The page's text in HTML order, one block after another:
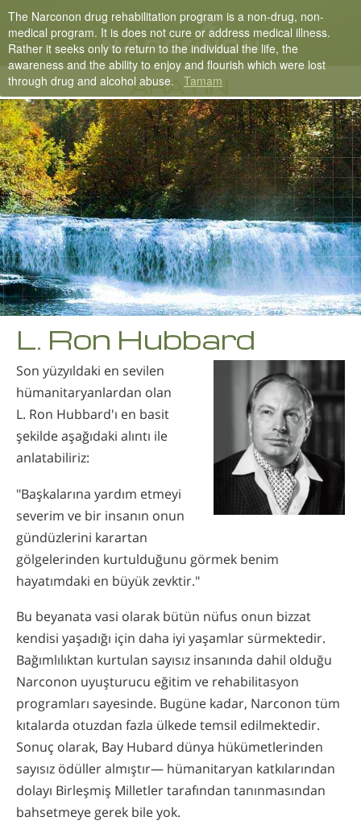
English
Dansk
Ελληνικά (Greek)
Español
Français
Hebrew
Magyar
Italiano
日本語 (Japanese)
Macedonian
Nederlands
Portuguès
Русский (Russian)
Svenska
繁體中文 (Chinese)
Arabic
Turkish
Tüm Bölgeler/Diller
ARAYIN
L. Ron Hubbard
Son yüzyıldaki en sevilen
hümanitaryanlardan olan
L. Ron Hubbard'ı en basit
şekilde aşağıdaki alıntı ile
anlatabiliriz:
"Başkalarına yardım etmeyi
severim ve bir insanın onun
gündüzlerini karartan
gölgelerinden kurtulduğunu görmek benim
hayatımdaki en büyük zevktir."
Bu beyanata vasi olarak bütün nüfus onun bizzat
kendisi yaşadığı için daha iyi yaşamlar sürmektedir.
Bağımlılıktan kurtulan sayısız insanında dahil olduğu
Narconon uyuşturucu eğitim ve rehabilitasyon
programları sayesinde. Bugüne kadar, Narconon tüm
kıtalarda otuzdan fazla ülkede temsil edilmektedir.
Sonuç olarak, Bay Hubard dünya hükümetlerinden
sayısız ödüller almıştır— hümanitaryan katkılarından
dolayı Birleşmiş Milletler tarafından tanınmasından
bahsetmeye gerek bile yok.
The Narconon drug rehabilitation program is a non-drug, non-
medical program. It is does not cure or address medical illness.
Rather it seeks only to return to the individual the life, the
awareness and the ability to enjoy and flourish which were lost
through drug and alcohol abuse. Tamam